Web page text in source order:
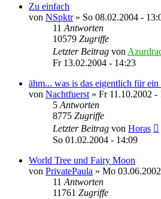
Zu einfach
von NSpktr» So 08.02.2004 -
11 Antworten
10579 Zugriffe
Letzter Beitrag von
Fr 13.02.2004 - 14:23
ähm... was is das eigentlich für ein
von Nachtfuerst » Fr 11.10.2002 -
5 Antworten
8775 Zugriffe
Letzter Beitrag von Horas
So 01.02.2004 - 14:09
World Tree und Fairy Moon
von PrivatePaula » Mo
11 Antworten
11761 Zugriffe